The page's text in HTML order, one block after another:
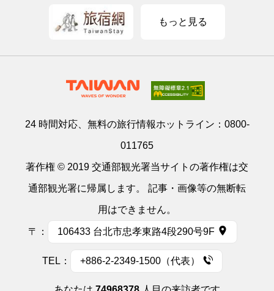
もっと見る
24 時間対応、無料の旅行情報ホットライン： 0800-
011765
著作権 © 2019 交通部観光署当サイトの著作権は交
通部観光署に帰属します。 記事・画像等の無断転
用はできません。
〒： 106433 台北市忠孝東路4段290号9F
TEL： +886-2-2349-1500（代表）